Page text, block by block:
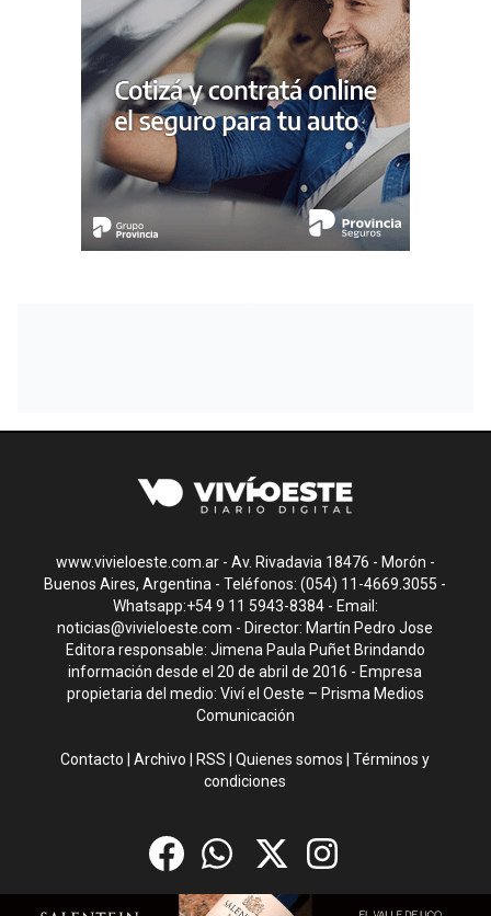
www.vivieloeste.com.ar - Av. Rivadavia 18476 - Morón -
Buenos Aires, Argentina - Teléfonos: (054) 11-4669.3055 -
Whatsapp:+54 9 11 5943-8384 - Email:
noticias@vivieloeste.com - Director: Martín Pedro Jose
Editora responsable: Jimena Paula Puñet Brindando
información desde el 20 de abril de 2016 - Empresa
propietaria del medio: Viví el Oeste – Prisma Medios
Comunicación
Contacto |Archivo RSS |Quienes somos |Términos y
condiciones